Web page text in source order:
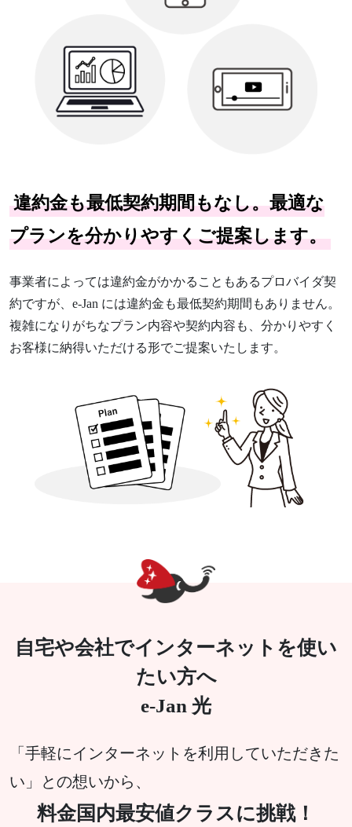
違約金も最低契約期間もなし。最適な
プランを分かりやすくご提案します。
事業者によっては違約金がかかることもあるプロバイダ契
約ですが、e-Jan には違約金も最低契約期間もありません。
複雑になりがちなプラン内容や契約内容も、分かりやすく
お客様に納得いただける形でご提案いたします。
自宅や会社でインターネットを使い
たい方へ
e-Jan 光
「手軽にインターネットを利用していただきた
い」との想いから、
料金国内最安値クラスに挑戦！